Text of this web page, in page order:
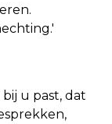
u past, dat